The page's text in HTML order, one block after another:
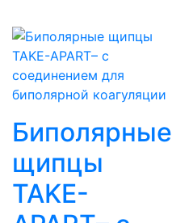
Биполярные
щипцы
TAKE-